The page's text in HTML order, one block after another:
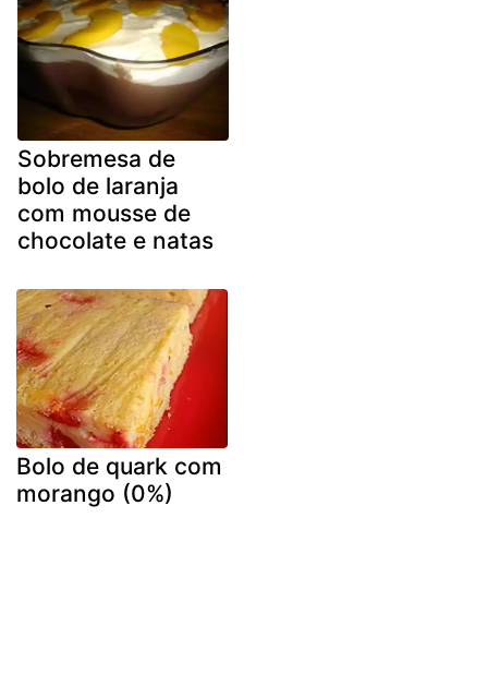
Sobremesa de
bolo de laranja
com mousse de
chocolate e natas
Bolo de quark com
morango (0%)